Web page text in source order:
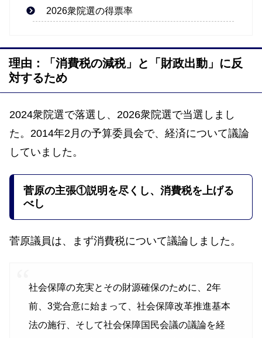
2026衆院選の得票率
理由：「消費税の減税」と「財政出動」に反
対するため
2024衆院選で落選し、2026衆院選で当選しまし
た。2014年2月の予算委員会で、経済について議論
していました。
菅原の主張①説明を尽くし、消費税を上げる
べし
菅原議員は、まず消費税について議論しました。
社会保障の充実とその財源確保のために、2年
前、3党合意に始まって、社会保障改革推進基本
法の施行、そして社会保障国民会議の議論を経